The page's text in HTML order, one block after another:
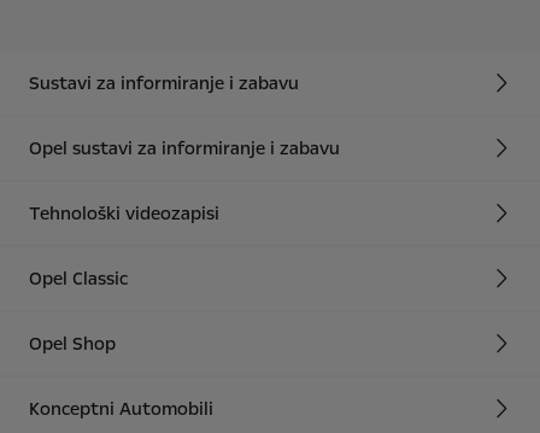
Sustavi za informiranje i zabavu
Opel sustavi za informiranje i zabavu
Tehnološki videozapisi
Opel Classic
Opel Shop
Konceptni Automobili